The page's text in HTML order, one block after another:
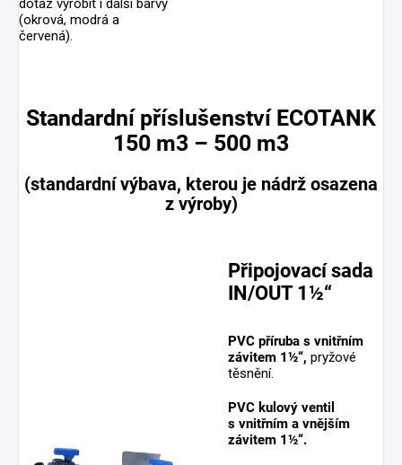
dotaz vyrobit i další barvy
(okrová, modrá a
červená).
Standardní příslušenství ECOTANK
150 m3 – 500 m3
(standardní výbava, kterou je nádrž osazena
z výroby)
Připojovací sada
IN/OUT 1½“
PVC příruba s vnitřním
závitem 1½“, pryžové
těsnění.
PVC kulový ventil
s vnitřním a vnějším
závitem 1½“.